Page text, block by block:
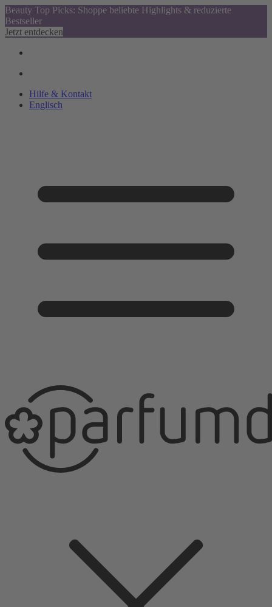
Beauty Top Picks: Shoppe beliebte Highlights & reduzierte
Bestseller
Jetzt entdecken
Hilfe & Kontakt
Englisch